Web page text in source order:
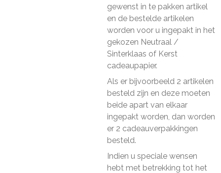
gewenst in te pakken artikel
en de bestelde artikelen
worden voor u ingepakt in het
gekozen Neutraal /
Sinterklaas of Kerst
cadeaupapier.
Als er bijvoorbeeld 2 artikelen
besteld zijn en deze moeten
beide apart van elkaar
ingepakt worden, dan worden
er 2 cadeauverpakkingen
besteld.
Indien u speciale wensen
hebt met betrekking tot het